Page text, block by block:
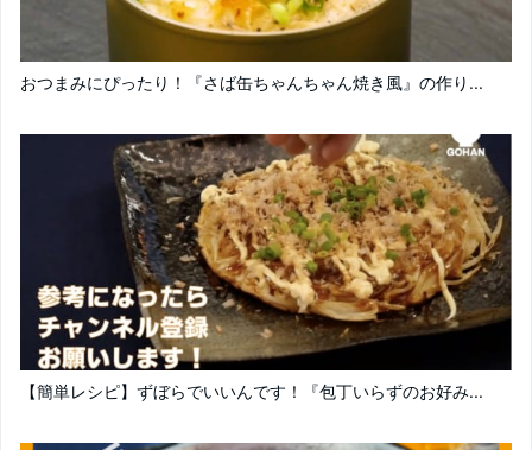
おつまみにぴったり！『さば缶ちゃんちゃん焼き風』の作り...
【簡単レシピ】ずぼらでいいんです！『包丁いらずのお好み...